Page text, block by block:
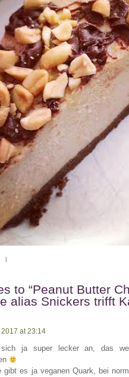
|
to “Peanut Butter
alias Snickers trifft
at 23:14
ja super lecker an, das
gibt es ja veganen Quark, bei